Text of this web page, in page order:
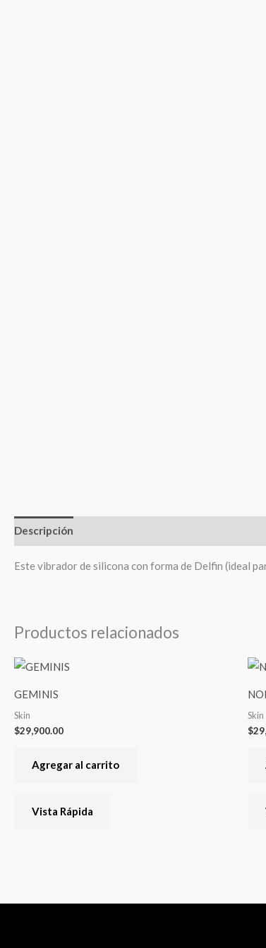
Descripción
Este vibrador de silicona con forma de Delfin (ideal
Productos relacionados
GEMINIS
Skin
$29,900.00
Agregar al carrito
Vista Rápida
Skin
$